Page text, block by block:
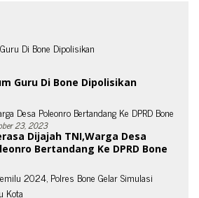
Guru Di Bone Dipolisikan
23, 2023
Dijajah TNI,Warga Desa
Bertandang Ke DPRD Bone